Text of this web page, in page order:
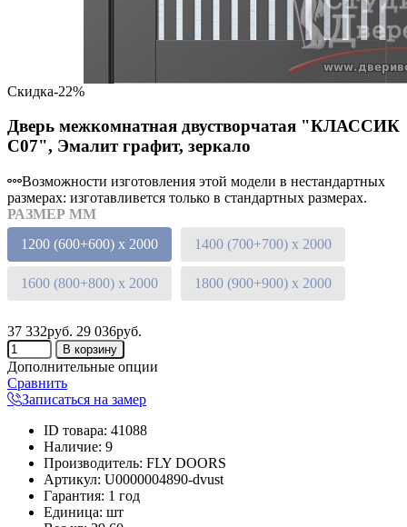
Скидка-22%
Дверь межкомнатная двустворчатая "КЛАССИК
C07", Эмалит графит, зеркало
Возможности изготовления этой модели в нестандартных
размерах: изготавливется только в стандартных размерах.
РАЗМЕР ММ
1200 (600+600) х 2000
1400 (700+700) х 2000
1600 (800+800) х 2000 1800 (900+900) х 2000
37 332руб. 29 036руб.
Дополнительные опции
Сравнить
Записаться на замер
ID товара: 41088
Наличие: 9
Производитель: FLY DOORS
Артикул: U0000004890-dvust
Гарантия: 1 год
Единица: шт